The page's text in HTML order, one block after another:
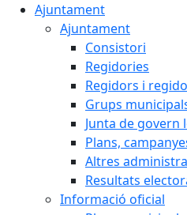
Ajuntament
Ajuntament
Consistori
Regidories
Regidors i
Grups
Junta de govern
Plans,
Altres
Resultats
Informació oficial